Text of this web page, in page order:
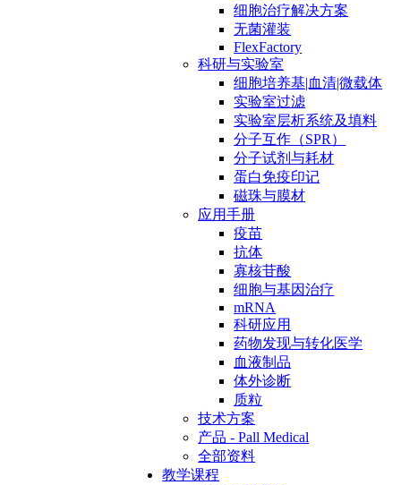
细胞治疗解决方案
无菌灌装
FlexFactory
科研与实验室
细胞培养基|血清|微载体
实验室过滤
实验室层析系统及填料
分子互作（SPR）
分子试剂与耗材
蛋白免疫印记
磁珠与膜材
应用手册
疫苗
抗体
寡核苷酸
细胞与基因治疗
mRNA
科研应用
药物发现与转化医学
血液制品
体外诊断
质粒
技术方案
产品 - Pall Medical
全部资料
教学课程